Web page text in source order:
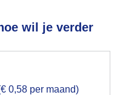
wil je verder
0,58 per maand)
voor het